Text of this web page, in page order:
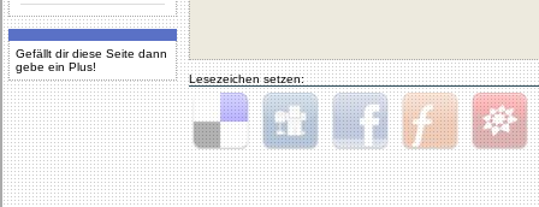
Gefällt dir diese Seite dann
gebe ein Plus!
Lesezeichen setzen:
Delicious Digg Facebook Furl StudiVZ